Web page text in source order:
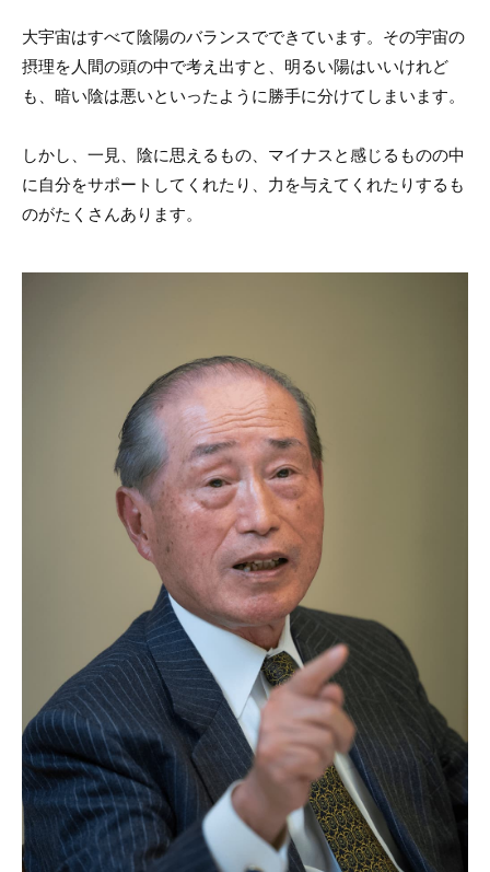
大宇宙はすべて陰陽のバランスでできています。その宇宙の
摂理を人間の頭の中で考え出すと、明るい陽はいいけれど
も、暗い陰は悪いといったように勝手に分けてしまいます。
しかし、一見、陰に思えるもの、マイナスと感じるものの中
に自分をサポートしてくれたり、力を与えてくれたりするも
のがたくさんあります。